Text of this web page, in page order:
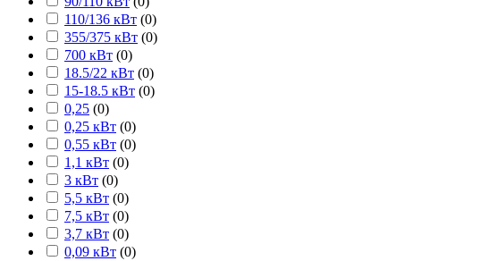
110/136 кВт (0)
355/375 кВт (0)
700 кВт (0)
18.5/22 кВт (0)
15-18.5 кВт (0)
0,25 (0)
0,25 кВт (0)
0,55 кВт (0)
1,1 кВт (0)
3 кВт (0)
5,5 кВт (0)
7,5 кВт (0)
3,7 кВт (0)
0,09 кВт (0)